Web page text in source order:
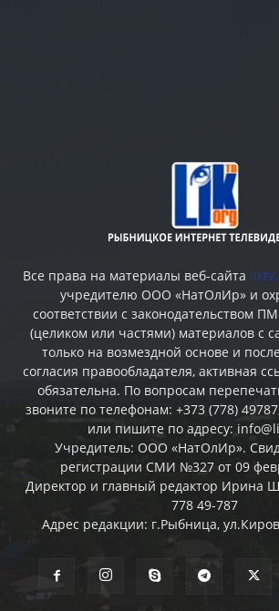
Все права на материалы веб-сайта
учредителю ООО «НатОлИр» и
соответствии с законодательством
(целиком или частями) материалов c
только на возмездной основе и
согласия правообладателя, активная
обязательна. По вопросам
звоните по телефонам: +373 (778)
или пишите по адресу:
Учредитель: ООО «НатОлИр».
регистрации СМИ №327 от 09
Директор и главный редактор Ирина
778 49-787
Адрес редакции: г.Рыбница,